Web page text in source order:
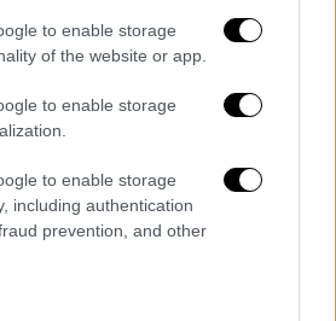
to enable storage
of the website or app.
to enable storage
to enable storage
including authentication
prevention, and other
22:37
την Τρίτη 20
κακοκαιρίας -
τα σχολεία θα